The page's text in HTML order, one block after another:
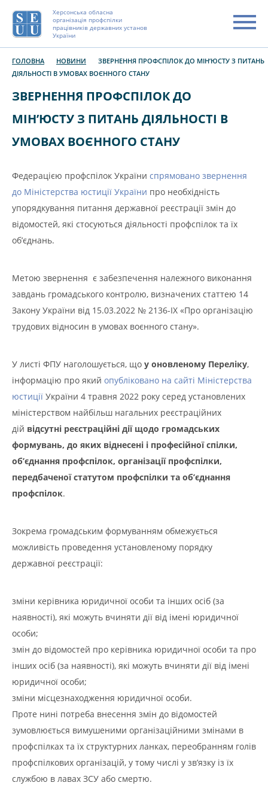
Херсонська обласна
організація профспілки
працівників державних установ
України
ГОЛОВНА НОВИНИ
ЗВЕРНЕННЯ ПРОФСПІЛОК ДО МІН’ЮСТУ З ПИТАНЬ
ДІЯЛЬНОСТІ В УМОВАХ ВОЄННОГО СТАНУ
ЗВЕРНЕННЯ ПРОФСПІЛОК ДО
МІН’ЮСТУ З ПИТАНЬ ДІЯЛЬНОСТІ В
УМОВАХ ВОЄННОГО СТАНУ
Федерацією профспілок України спрямовано звернення
до Міністерства юстиції України про необхідність
упорядкування питання державної реєстрації змін до
відомостей, які стосуються діяльності профспілок та їх
об’єднань.
Метою звернення є забезпечення належного виконання
завдань громадського контролю, визначених статтею 14
Закону України від 15.03.2022 № 2136-ІХ «Про організацію
трудових відносин в умовах воєнного стану».
У листі ФПУ наголошується, що у оновленому Переліку,
інформацію про який опубліковано на сайті Міністерства
юстиції України 4 травня 2022 року серед установлених
міністерством найбільш нагальних реєстраційних
дій відсутні реєстраційні дії щодо громадських
формувань, до яких віднесені і професійної спілки,
об’єднання профспілок, організації профспілки,
передбаченої статутом профспілки та об’єднання
профспілок.
Зокрема громадським формуванням обмежується
можливість проведення установленому порядку
державної реєстрації:
зміни керівника юридичної особи та інших осіб (за
наявності), які можуть вчиняти дії від імені юридичної
особи;
змін до відомостей про керівника юридичної особи та про
інших осіб (за наявності), які можуть вчиняти дії від імені
юридичної особи;
зміни місцезнаходження юридичної особи.
Проте нині потреба внесення змін до відомостей
зумовлюється вимушеними організаційними змінами в
профспілках та їх структурних ланках, переобранням голів
профспілкових організацій, у тому числі у зв’язку із їх
службою в лавах ЗСУ або смертю.